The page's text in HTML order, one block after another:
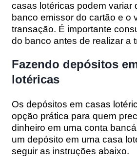
casas lotéricas podem variar
banco emissor do cartão e o
transação. É importante
do banco antes de realizar a
Fazendo depósitos
lotéricas
Os depósitos em casas
opção prática para quem
dinheiro em uma conta
um depósito em uma casa
seguir as instruções abaixo.